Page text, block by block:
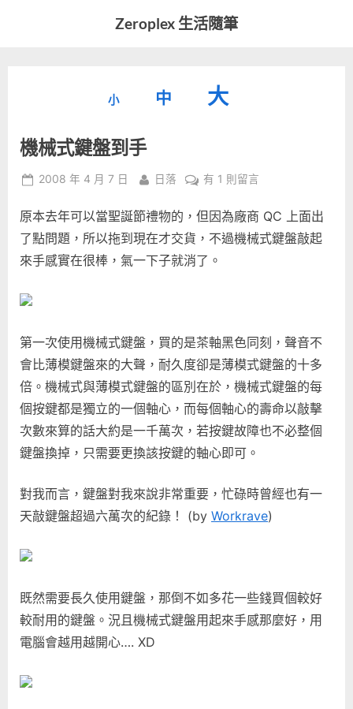
Zeroplex 生活隨筆
發
活
事
小
型
小。
中
重
型
大
小。
大
字
型
大
機械式鍵盤到手
Posted
2008 年 4 月 7 日 By
日落
在
械
式
盤
有 1 則留言
原本去年可以當聖誕節禮物的，但因為廠商 QC 上面出
了點問題，所以拖到現在才交貨，不過機械式鍵盤敲起
來手感實在很棒，氣一下子就消了。
第一次使用機械式鍵盤，買的是茶軸黑色同刻，聲音不
會比薄模鍵盤來的大聲，耐久度卻是薄模式鍵盤的十多
倍。機械式與薄模式鍵盤的區別在於，機械式鍵盤的每
個按鍵都是獨立的一個軸心，而每個軸心的壽命以敲擊
次數來算的話大約是一千萬次，若按鍵故障也不必整個
鍵盤換掉，只需要更換該按鍵的軸心即可。
對我而言，鍵盤對我來說非常重要，忙碌時曾經也有一
天敲鍵盤超過六萬次的紀錄！ (by Workrave)
既然需要長久使用鍵盤，那倒不如多花一些錢買個較好
較耐用的鍵盤。況且機械式鍵盤用起來手感那麼好，用
電腦會越用越開心…. XD